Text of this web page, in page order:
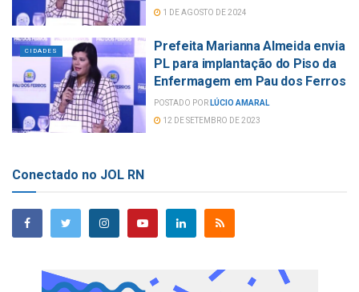
1 DE AGOSTO DE 2024
CIDADES
Prefeita Marianna Almeida envia
PL para implantação do Piso da
Enfermagem em Pau dos Ferros
POSTADO POR LÚCIO AMARAL
12 DE SETEMBRO DE 2023
Conectado no JOL RN